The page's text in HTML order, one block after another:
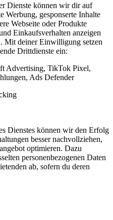
Dienste können wir dir auf
Werbung, gesponserte Inhalte
Webseite oder Produkte
Einkaufsverhalten anzeigen
Mit deiner Einwilligung setzen
Drittdienste ein:
Advertising, TikTok Pixel,
Ads Defender
Dienstes können wir den Erfolg
besser nachvollziehen,
optimieren. Dazu
personenbezogenen Daten
ab, sofern du deren